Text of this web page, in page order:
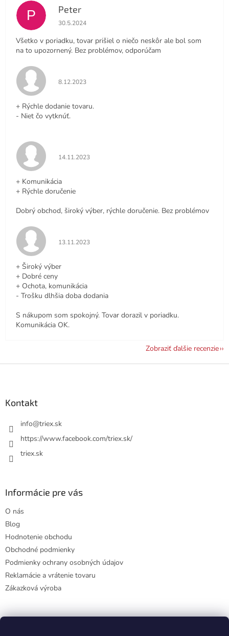
P Peter
Hodnotenie obchodu je 4 z 5 hviezdičiek.
30.5.2024
Všetko v poriadku, tovar prišiel o niečo neskôr ale bol som
na to upozornený. Bez problémov, odporúčam
Hodnotenie obchodu je 5 z 5 hviezdičiek.
8.12.2023
+ Rýchle dodanie tovaru.
- Niet čo vytknúť.
Hodnotenie obchodu je 5 z 5 hviezdičiek.
14.11.2023
+ Komunikácia
+ Rýchle doručenie
Dobrý obchod, široký výber, rýchle doručenie. Bez problémov
Hodnotenie obchodu je 5 z 5 hviezdičiek.
13.11.2023
+ Široký výber
+ Dobré ceny
+ Ochota, komunikácia
- Trošku dlhšia doba dodania
S nákupom som spokojný. Tovar dorazil v poriadku.
Komunikácia OK.
Zobraziť ďalšie recenzie
Kontakt
info@triex.sk
https://www.facebook.com/triex.sk/
triex.sk
Informácie pre vás
O nás
Blog
Hodnotenie obchodu
Obchodné podmienky
Podmienky ochrany osobných údajov
Reklamácie a vrátenie tovaru
Zákazková výroba